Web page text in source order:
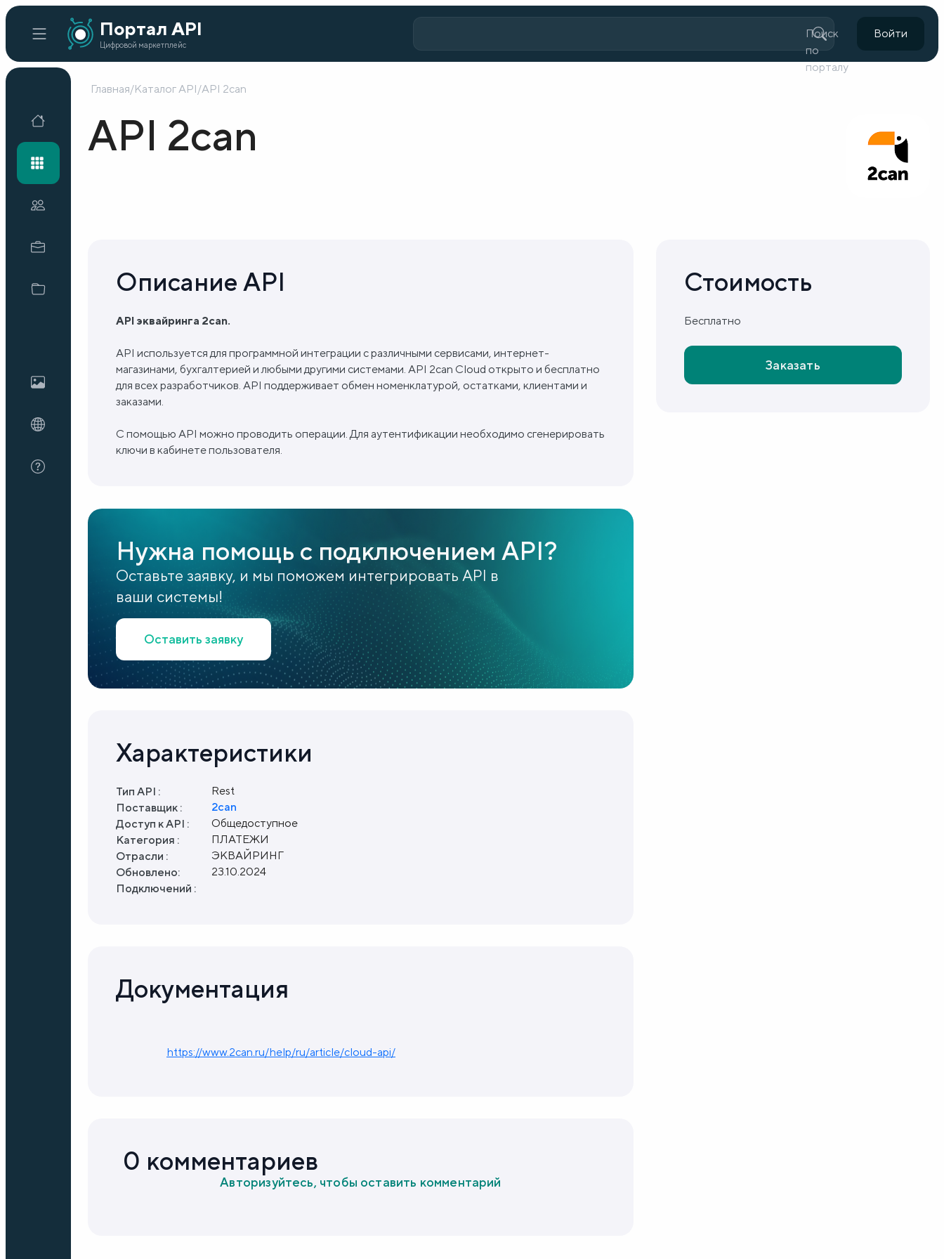
Портал API
Цифровой маркетплейс
Поиск
по
порталу
Войти
Главная/Каталог API/API 2can
API 2can
Описание API
API эквайринга 2can.
API используется для программной интеграции с различными сервисами, интернет-
магазинами, бухгалтерией и любыми другими системами. API 2can Cloud открыто и бесплатно
для всех разработчиков. API поддерживает обмен номенклатурой, остатками, клиентами и
заказами.
С помощью API можно проводить операции. Для аутентификации необходимо сгенерировать
ключи в кабинете пользователя.
Нужна помощь с подключением API?
Оставьте заявку, и мы поможем интегрировать API в
ваши системы!
Оставить заявку
Характеристики
Тип API :
Rest
Поставщик :
2can
Доступ к API :
Общедоступное
Категория :
ПЛАТЕЖИ
Отрасли :
ЭКВАЙРИНГ
Обновлено:
23.10.2024
Подключений :
Документация
https://www.2can.ru/help/ru/article/cloud-api/
Стоимость
Бесплатно
Заказать
0 комментариев
Авторизуйтесь, чтобы оставить комментарий